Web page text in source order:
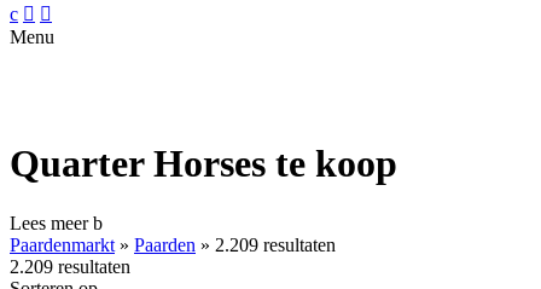
c  
Menu
Quarter Horses te koop
Lees meerb
Paardenmarkt » Paarden » 2.209 resultaten
2.209 resultaten